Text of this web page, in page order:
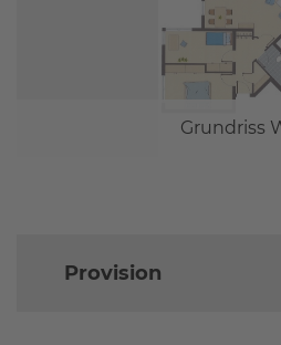
Grundriss
Provision